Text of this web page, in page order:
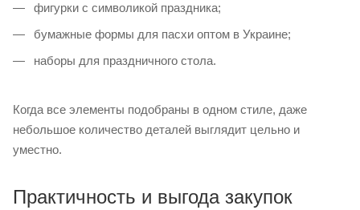
фигурки с символикой праздника;
бумажные формы для пасхи оптом в Украине;
наборы для праздничного стола.
Когда все элементы подобраны в одном стиле, даже
небольшое количество деталей выглядит цельно и
уместно.
Практичность и выгода закупок